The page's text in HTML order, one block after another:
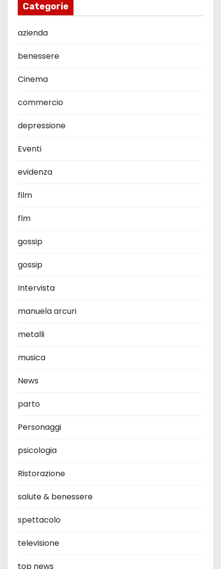
Categorie
azienda
benessere
Cinema
commercio
depressione
Eventi
evidenza
film
flm
gossip
gossip
Intervista
manuela arcuri
metalli
musica
News
parto
Personaggi
psicologia
Ristorazione
salute & benessere
spettacolo
televisione
top news